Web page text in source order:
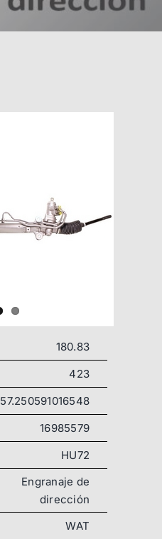
180.83
423
57.250591016548
16985579
HU72
Engranaje de
dirección
WAT